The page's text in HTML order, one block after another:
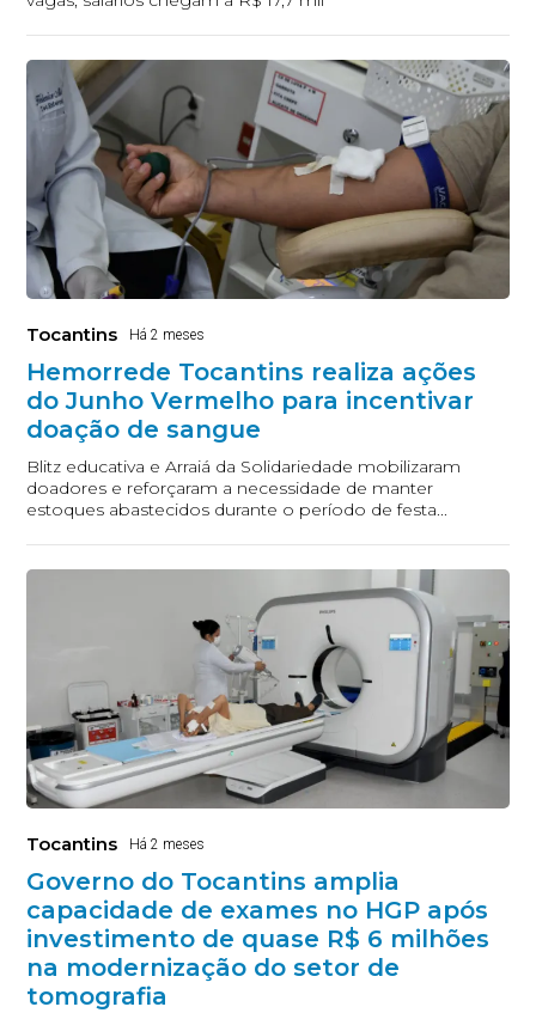
Tocantins Há 2 meses
Hemorrede Tocantins realiza ações
do Junho Vermelho para incentivar
doação de sangue
Blitz educativa e Arraiá da Solidariedade mobilizaram
doadores e reforçaram a necessidade de manter
estoques abastecidos durante o período de festa...
Tocantins Há 2 meses
Governo do Tocantins amplia
capacidade de exames no HGP após
investimento de quase R$ 6 milhões
na modernização do setor de
tomografia